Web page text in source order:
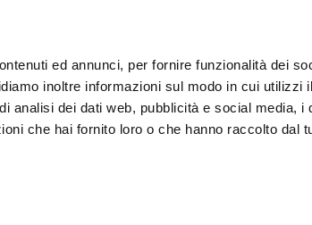
ed annunci, per fornire funzionalità dei
inoltre informazioni sul modo in cui utilizzi
analisi dei dati web, pubblicità e social media, i
che hai fornito loro o che hanno raccolto dal